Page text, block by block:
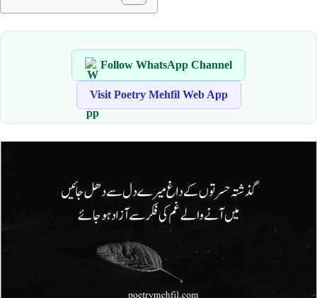
Follow WhatsApp Channel
Visit Poetry Mehfil Web App